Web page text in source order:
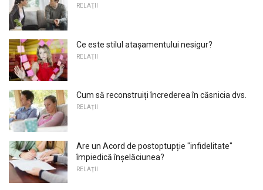
RELAŢII
Ce este stilul atașamentului nesigur?
RELAŢII
Cum să reconstruiți încrederea în căsnicia dvs.
RELAŢII
Are un Acord de postoptupție "infidelitate"
împiedică înșelăciunea?
RELAŢII